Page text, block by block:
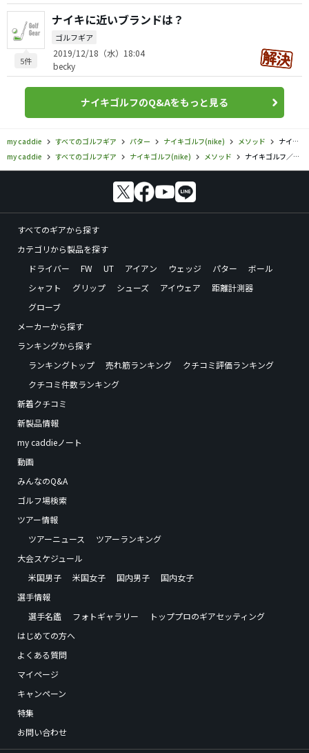
5件
ナイキに近いブランドは？
ゴルフギア
2019/12/18（水）18:04
becky
ナイキゴルフのQ&Aをもっと見る
my caddie すべてのゴルフギア パター ナイキゴルフ(nike) メソッド
ナイキゴルフ／メソッド／ナイキ メソッド コンバージ パター B1-01の口コミ評価
my caddie
すべてのゴルフギア ナイキゴルフ(nike) メソッド ナイキゴルフ／メソッド／ナイキ メソッド コンバージ パター B1-01の口コミ評価
すべてのギアから探す
カテゴリから製品を探す
ドライバー
FW UT アイアン ウェッジ パター
ボール
シャフト
グリップ シューズ アイウェア
距離計測器
グローブ
メーカーから探す
ランキングから探す
ランキングトップ
売れ筋ランキング
クチコミ評価ランキング
クチコミ件数ランキング
新着クチコミ
新製品情報
my caddieノート
動画
みんなのQ&A
ゴルフ場検索
ツアー情報
ツアーニュース
ツアーランキング
大会スケジュール
米国男子
米国女子 国内男子
国内女子
選手情報
選手名鑑
フォトギャラリー
トッププロのギアセッティング
はじめての方へ
よくある質問
マイページ
キャンペーン
特集
お問い合わせ